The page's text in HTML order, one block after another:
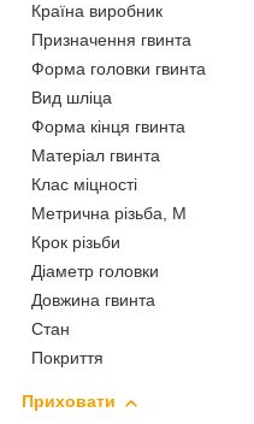
Країна виробник
Призначення гвинта
Форма головки гвинта
Вид шліца
Форма кінця гвинта
Матеріал гвинта
Клас міцності
Метрична різьба, М
Крок різьби
Діаметр головки
Довжина гвинта
Стан
Покриття
Приховати